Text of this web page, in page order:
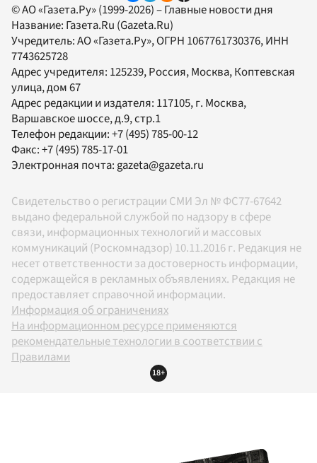
© АО «Газета.Ру» (1999-2026) – Главные новости дня
Название: Газета.Ru (Gazeta.Ru)
Учредитель:АО «Газета.Ру», ОГРН 1067761730376, ИНН
7743625728
Адрес учредителя: 125239, Россия, Москва, Коптевская
улица, дом 67
Адрес редакции и издателя: 117105, г. Москва,
Варшавское шоссе, д.9, стр.1
Телефон редакции:+7 (495) 785-00-12
Факс:+7 (495) 785-17-01
Электронная почта: gazeta@gazeta.ru
Свидетельство о регистрации СМИ Эл № ФС77-67642
выдано федеральной службой по надзору в сфере
связи, информационных технологий и массовых
коммуникаций (Роскомнадзор) 10.11.2016 г. Редакция не
несет ответственности за достоверность информации,
содержащейся в рекламных объявлениях. Редакция не
предоставляет справочной информации.
Информация об ограничениях
На информационном ресурсе применяются
рекомендательные технологии в соответствии с
Правилами
18+